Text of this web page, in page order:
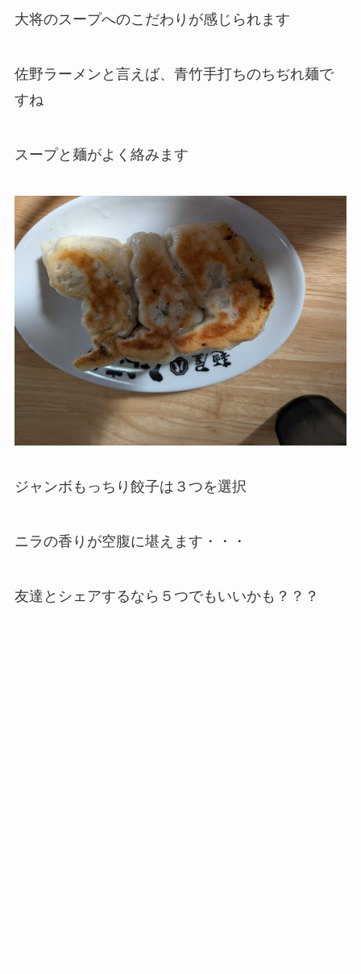
大将のスープへのこだわりが感じられます
佐野ラーメンと言えば、青竹手打ちのちぢれ麺で
すね
スープと麺がよく絡みます
ジャンボもっちり餃子は３つを選択
ニラの香りが空腹に堪えます・・・
友達とシェアするなら５つでもいいかも？？？